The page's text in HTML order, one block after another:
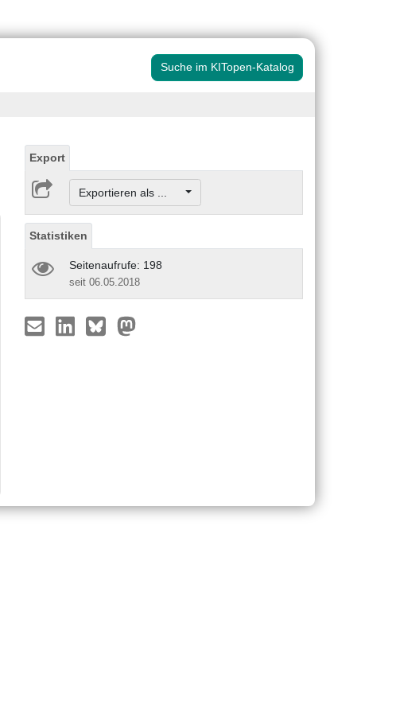
Suche im KITopen-Katalog
Export
Exportieren als ...
Statistiken
Seitenaufrufe: 198
seit 06.05.2018